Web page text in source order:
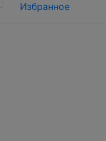
Избранное